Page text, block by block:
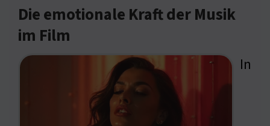
Die emotionale Kraft der Musik
im Film
In